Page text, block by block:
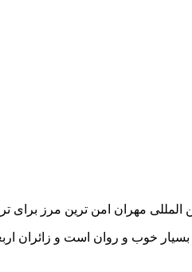
مهران امن ترین مرز برای
خوب و روان است و زائران